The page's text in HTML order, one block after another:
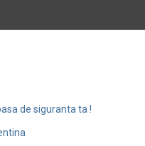
de siguranta ta !